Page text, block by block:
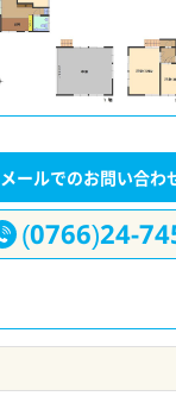
メールでのお問い合わ
(0766)24-